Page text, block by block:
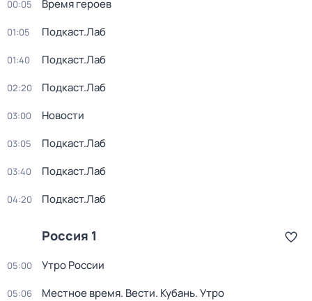
00:05 Время героев
01:05 Подкаст.Лаб
01:40 Подкаст.Лаб
02:20 Подкаст.Лаб
03:00 Новости
03:05 Подкаст.Лаб
03:40 Подкаст.Лаб
04:20 Подкаст.Лаб
Россия 1
05:00 Утро России
05:06 Местное время. Вести. Кубань. Утро